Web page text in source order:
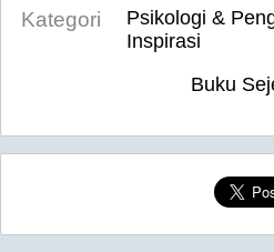
Kategori
Psikologi &
Inspirasi
Buku